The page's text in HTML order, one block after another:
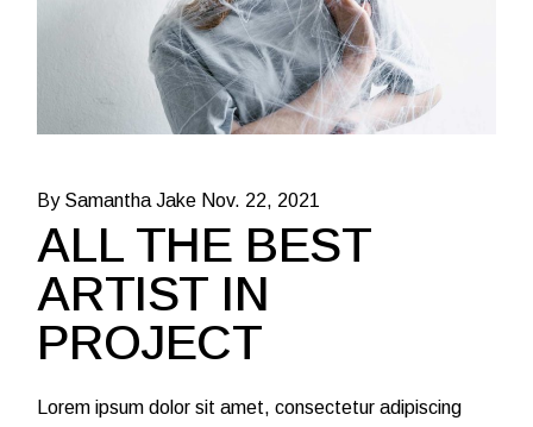
By Samantha Jake Nov. 22, 2021
ALL THE BEST
ARTIST IN
PROJECT
Lorem ipsum dolor sit amet, consectetur adipiscing